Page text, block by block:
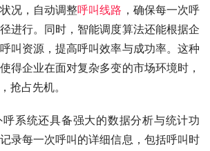
况，自动调整呼叫线路 ，确保每一次呼
进行。同时，智能调度算法还能根据企
叫资源，提高呼叫效率与成功率。这种
得企业在面对复杂多变的市场环境时，
抢占先机。
系统还具备强大的数据分析与统计功
录每一次呼叫的详细信息，包括呼叫时